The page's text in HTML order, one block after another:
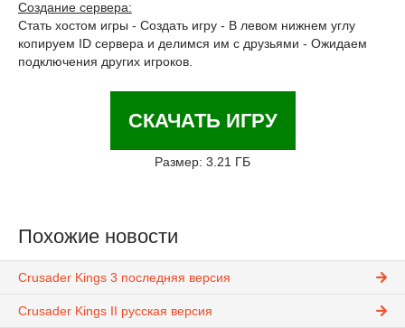
Создание сервера:
Стать хостом игры - Создать игру - В левом нижнем углу
копируем ID сервера и делимся им с друзьями - Ожидаем
подключения других игроков.
СКАЧАТЬ ИГРУ
Размер: 3.21 ГБ
Похожие новости
Crusader Kings 3 последняя версия
Crusader Kings II русская версия